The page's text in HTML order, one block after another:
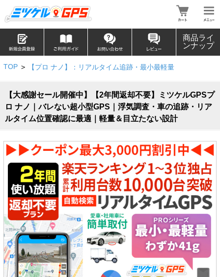
商品ライ
ンナップ
TOP > 【プロ ナノ】：リアルタイム追跡・最小最軽量
【大感謝セール開催中】【2年間返却不要】ミツケルGPSプ
ロ ナノ｜バレない超小型GPS｜浮気調査・車の追跡・リア
ルタイム位置確認に最適｜軽量＆目立たない設計